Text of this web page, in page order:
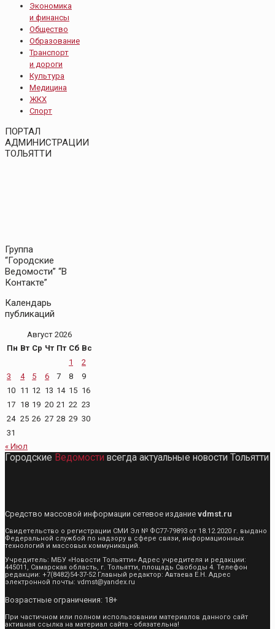
Экономика
и финансы
Общество
Образование
Транспорт
и дороги
Культура
Медицина
ЖКХ
Спорт
ПОРТАЛ
АДМИНИСТРАЦИИ
ТОЛЬЯТТИ
Группа
“Городские
Ведомости” “В
Контакте”
Календарь
публикаций
Август 2026
Пн Вт Ср Чт Пт Сб Вс
1
2
3
4 5 6 7 8
9
10 11 12 13 14 15 16
17 18 19 20 21 22 23
24 25 26 27 28 29 30
31
« Июл
Городские Ведомости всегда актуальные новости Тольятти
Средство массовой информации сетевое издание vdmst.ru
Свидетельство о регистрации СМИ Эл № ФС77-79893 от 18.12.2020 г. выдано
Федеральной службой по надзору в сфере связи, информационных
технологий и массовых коммуникаций.
Учредитель: МБУ «Новости Тольятти» Адрес учредителя и редакции:
445011, Самарская область, г. Тольятти, площадь Свободы 4. Телефон
редакции: +7(8482)54-37-52 Главный редактор: Автаева Е.Н. Адрес
электронной почты: vdmst@yandex.ru
Возрастные ограничения: 18+
При частичном или полном использовании материалов данного сайт
активная ссылка на материал сайта - обязательна!